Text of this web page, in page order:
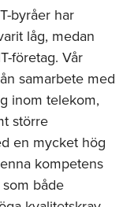
byråer har
låg, medan
företag. Vår
samarbete med
inom telekom,
större
en mycket hög
kompetens
både